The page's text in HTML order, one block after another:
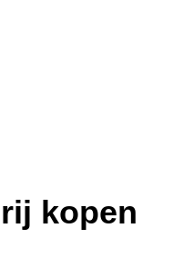
kopen